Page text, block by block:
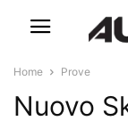
Home Prove
Nuovo